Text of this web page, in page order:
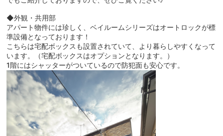
◆外観・共用部
アパート物件には珍しく、ベイルームシリーズはオートロックが標
準設備となっております！
こちらは宅配ボックスも設置されていて、より暮らしやすくなって
います。（宅配ボックスはオプションとなります。）
1階にはシャッターがついているので防犯面も安心です。